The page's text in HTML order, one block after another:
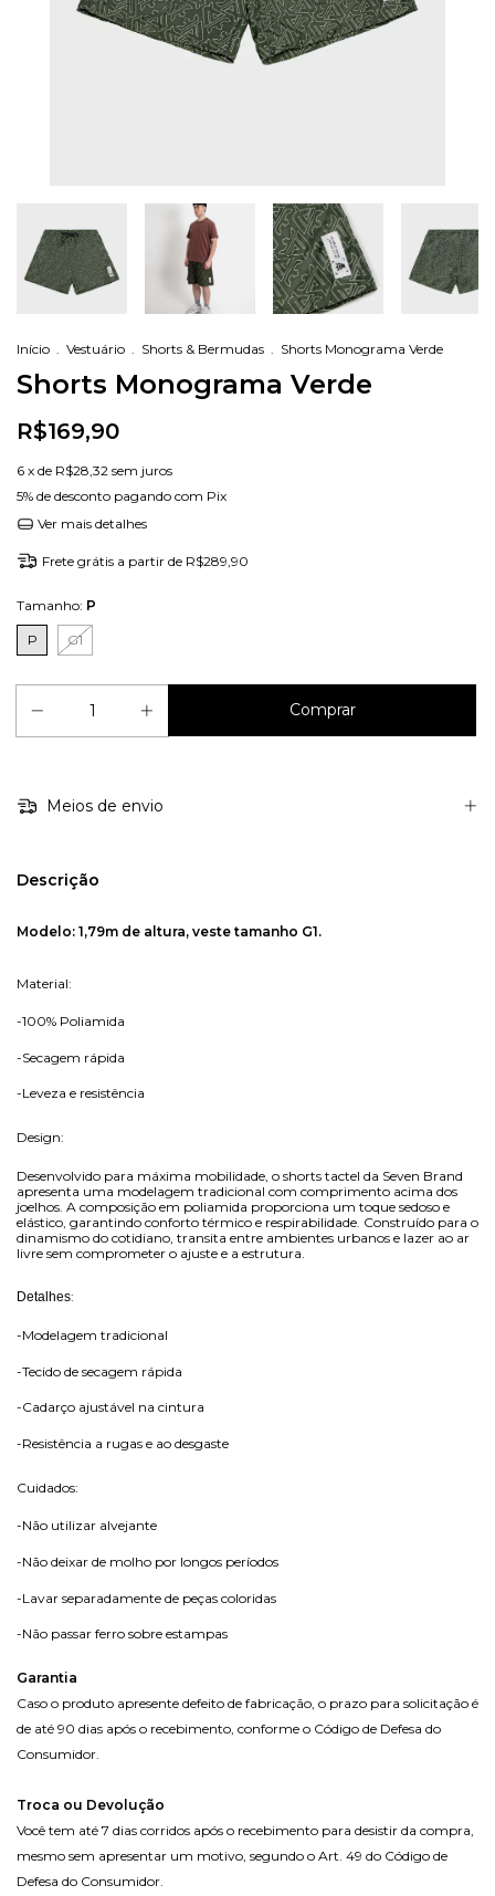
Início . Vestuário . Shorts & Bermudas . Shorts Monograma Verde
Shorts Monograma Verde
R$169,90
6 x de R$28,32 sem juros
5% de desconto pagando com Pix
Ver mais detalhes
Frete grátis a partir de R$289,90
Tamanho: P
P G1
Meios de envio
Descrição
Modelo: 1,79m de altura, veste tamanho G1.
Material:
-100% Poliamida
-Secagem rápida
-Leveza e resistência
Design:
Desenvolvido para máxima mobilidade, o shorts tactel da Seven Brand
apresenta uma modelagem tradicional com comprimento acima dos
joelhos. A composição em poliamida proporciona um toque sedoso e
elástico, garantindo conforto térmico e respirabilidade. Construído para o
dinamismo do cotidiano, transita entre ambientes urbanos e lazer ao ar
livre sem comprometer o ajuste e a estrutura.
Detalhes:
-Modelagem tradicional
-Tecido de secagem rápida
-Cadarço ajustável na cintura
-Resistência a rugas e ao desgaste
Cuidados:
-Não utilizar alvejante
-Não deixar de molho por longos períodos
-Lavar separadamente de peças coloridas
-Não passar ferro sobre estampas
Garantia
Caso o produto apresente defeito de fabricação, o prazo para solicitação é
de até 90 dias após o recebimento, conforme o Código de Defesa do
Consumidor.
Troca ou Devolução
Você tem até 7 dias corridos após o recebimento para desistir da compra,
mesmo sem apresentar um motivo, segundo o Art. 49 do Código de
Defesa do Consumidor.